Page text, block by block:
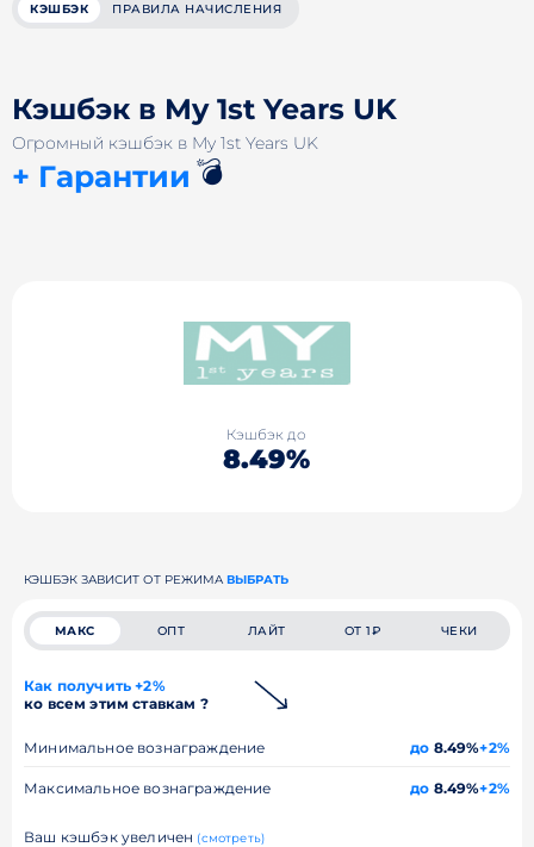
КЭШБЭК ПРАВИЛА НАЧИСЛЕНИЯ
Кэшбэк в My 1st Years UK
Огромный кэшбэк в My 1st Years UK
+ Гарантии 💣
Кэшбэк до
8.49%
КЭШБЭК ЗАВИСИТ ОТ РЕЖИМА ВЫБРАТЬ
МАКС ОПТ ЛАЙТ ОТ 1₽ ЧЕКИ
Как получить +2%
ко всем этим ставкам ?
Минимальное вознаграждение до 8.49%+2%
Максимальное вознаграждение до 8.49%+2%
Ваш кэшбэк увеличен (смотреть)